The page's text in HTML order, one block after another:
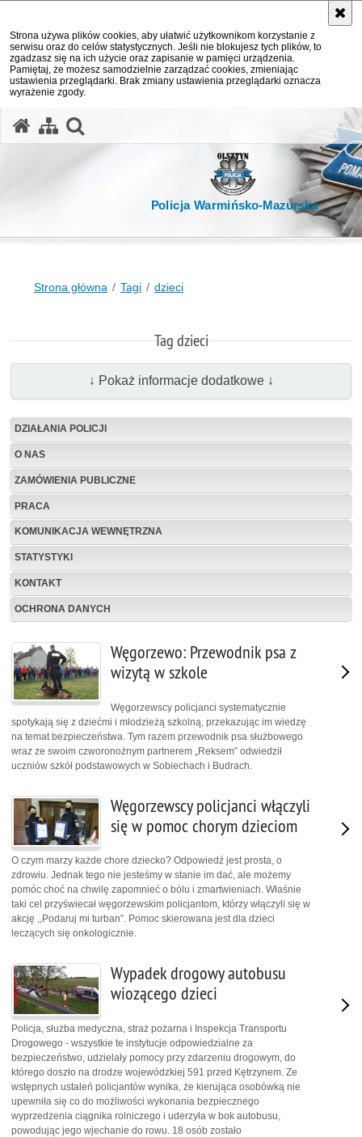
Strona używa plików cookies, aby ułatwić użytkownikom korzystanie z
serwisu oraz do celów statystycznych. Jeśli nie blokujesz tych plików, to
zgadzasz się na ich użycie oraz zapisanie w pamięci urządzenia.
Pamiętaj, że możesz samodzielnie zarządzać cookies, zmieniając
ustawienia przeglądarki. Brak zmiany ustawienia przeglądarki oznacza
wyrażenie zgody.
Policja Warmińsko-Mazurska
Strona główna Tagi dzieci
Tag dzieci
↓ Pokaż informacje dodatkowe ↓
DZIAŁANIA POLICJI
O NAS
ZAMÓWIENIA PUBLICZNE
PRACA
KOMUNIKACJA WEWNĘTRZNA
STATYSTYKI
KONTAKT
OCHRONA DANYCH
Węgorzewo: Przewodnik psa z
wizytą w szkole
Węgorzewscy policjanci systematycznie
spotykają się z dziećmi i młodzieżą szkolną, przekazując im wiedzę
na temat bezpieczeństwa. Tym razem przewodnik psa służbowego
wraz ze swoim czworonożnym partnerem „Reksem” odwiedził
uczniów szkół podstawowych w Sobiechach i Budrach.
Węgorzewscy policjanci włączyli
się w pomoc chorym dzieciom
O czym marzy każde chore dziecko? Odpowiedź jest prosta, o
zdrowiu. Jednak tego nie jesteśmy w stanie im dać, ale możemy
pomóc choć na chwilę zapomnieć o bólu i zmartwieniach. Właśnie
taki cel przyświecał węgorzewskim policjantom, którzy włączyli się w
akcję ,,Podaruj mi turban”. Pomoc skierowana jest dla dzieci
leczących się onkologicznie.
Wypadek drogowy autobusu
wiozącego dzieci
Policja, służba medyczna, straż pożarna i Inspekcja Transportu
Drogowego - wszystkie te instytucje odpowiedzialne za
bezpieczeństwo, udzielały pomocy przy zdarzeniu drogowym, do
którego doszło na drodze wojewódzkiej 591 przed Kętrzynem. Ze
wstępnych ustaleń policjantów wynika, że kierująca osobówką nie
upewniła się co do możliwości wykonania bezpiecznego
wyprzedzenia ciągnika rolniczego i uderzyła w bok autobusu,
powodując jego wjechanie do rowu. 18 osób zostało